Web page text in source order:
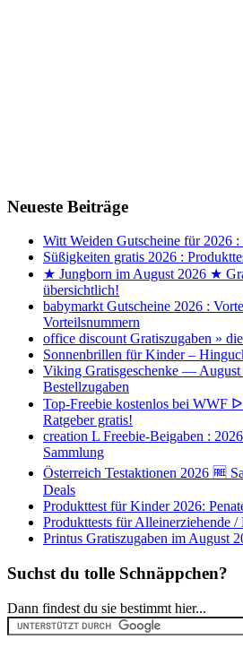
Neueste Beiträge
Witt Weiden Gutscheine für 2026
Süßigkeiten gratis 2026 :
★ Jungborn im August 2026 ★
übersichtlich!
babymarkt Gutscheine 2026 :
Vorteilsnummern
office discount Gratiszugaben »
Sonnenbrillen für Kinder –
Viking Gratisgeschenke — August
Bestellzugaben
Top-Freebie kostenlos bei WWF
Ratgeber gratis!
creation L Freebie-Beigaben :
Sammlung
Österreich Testaktionen 2026 🆓
Deals
Produkttest für Kinder 2026:
Produkttests für Alleinerziehende
Printus Gratiszugaben im August
Suchst du tolle Schnäppchen?
Dann findest du sie bestimmt hier...